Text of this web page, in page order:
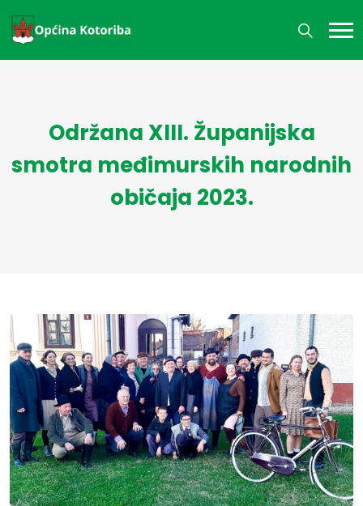
Održana XIII. Županijska
smotra međimurskih narodnih
običaja 2023.